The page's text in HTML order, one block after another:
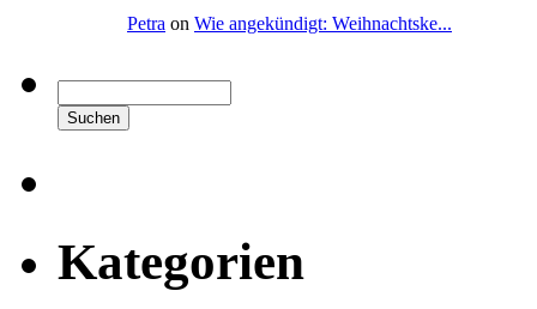
Petra on Wie angekündigt: Weihnachtske...
Kategorien